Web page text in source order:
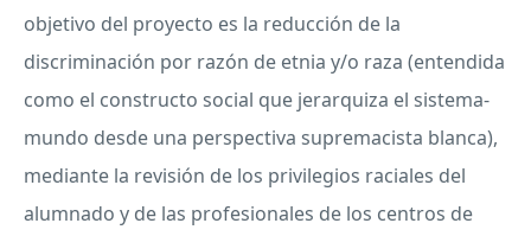
objetivo del proyecto es la reducción de la
discriminación por razón de etnia y/o raza (entendida
como el constructo social que jerarquiza el sistema-
mundo desde una perspectiva supremacista blanca),
mediante la revisión de los privilegios raciales del
alumnado y de las profesionales de los centros de